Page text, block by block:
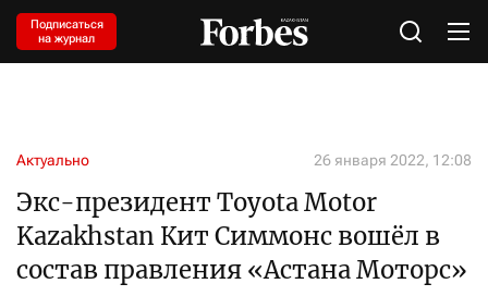
Подписаться
на журнал
Актуально 26 января 2022, 12:08
Экс-президент Toyota Motor
Kazakhstan Кит Симмонс вошёл в
состав правления «Астана Моторс»